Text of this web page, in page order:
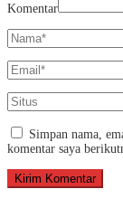
Komentar
Simpan nama,
komentar saya